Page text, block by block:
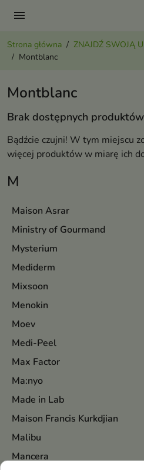
menu
Strona główna ZNAJDŹ SWOJĄ
Montblanc
M
Maison Asrar
Ministry of Gourmand
Mysterium
Mediderm
Mixsoon
Menokin
Moev
Medi-Peel
Max Factor
Ma:nyo
Made in Lab
Maison Francis Kurkdjian
Malibu
Mancera
Montblanc
Brak dostępnych
Bądźcie czujni! W tym miejscu
więcej produktów w miarę ich